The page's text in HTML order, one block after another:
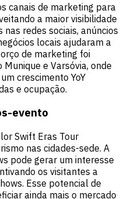
canais de marketing para
a maior visibilidade
redes sociais, anúncios
locais ajudaram a
de marketing foi
e Varsóvia, onde
crescimento YoY
e ocupação.
evento
Swift Eras Tour
nas cidades-sede. A
pode gerar um interesse
os visitantes a
Esse potencial de
ainda mais o mercado